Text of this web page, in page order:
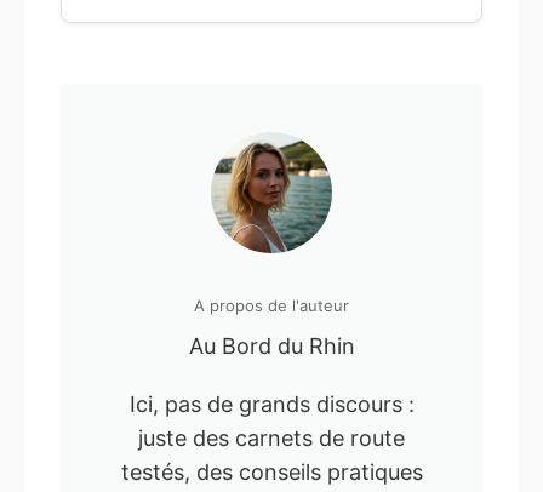
A propos de l'auteur
Au Bord du Rhin
Ici, pas de grands discours :
juste des carnets de route
testés, des conseils pratiques